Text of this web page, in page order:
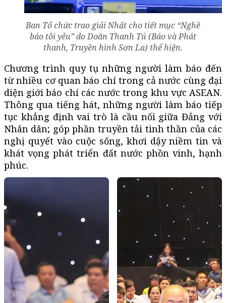
Ban Tổ chức trao giải Nhất cho tiết mục “Nghề
báo tôi yêu” do Doãn Thanh Tú (Báo và Phát
thanh, Truyền hình Sơn La) thể hiện.
Chương trình quy tụ những người làm báo đến
từ nhiều cơ quan báo chí trong cả nước cùng đại
diện giới báo chí các nước trong khu vực ASEAN.
Thông qua tiếng hát, những người làm báo tiếp
tục khẳng định vai trò là cầu nối giữa Đảng với
Nhân dân; góp phần truyền tải tinh thần của các
nghị quyết vào cuộc sống, khơi dậy niềm tin và
khát vọng phát triển đất nước phồn vinh, hạnh
phúc.